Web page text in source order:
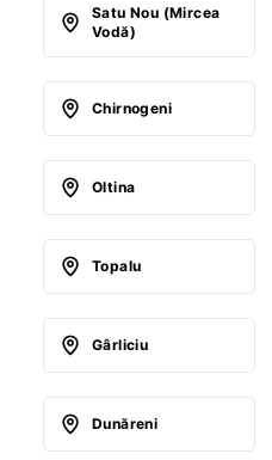
Satu Nou (Mircea
Vodă)
Chirnogeni
Oltina
Topalu
Gârliciu
Dunăreni